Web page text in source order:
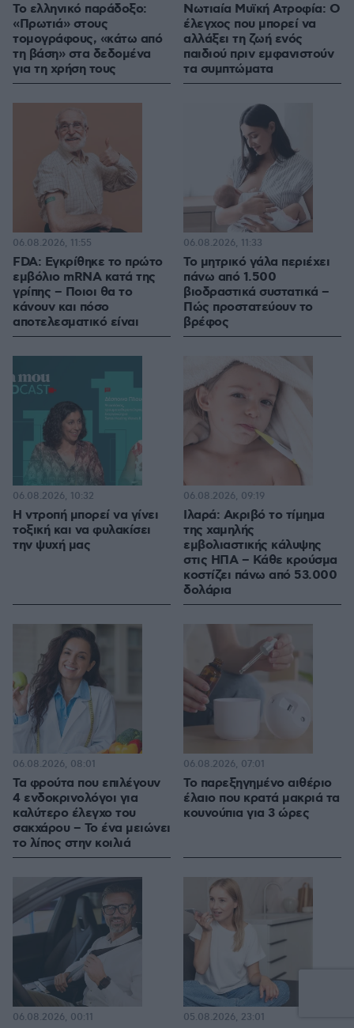
Το ελληνικό παράδοξο:
«Πρωτιά» στους
τομογράφους, «κάτω από
τη βάση» στα δεδομένα
για τη χρήση τους
Νωτιαία Μυϊκή Ατροφία: Ο
έλεγχος που μπορεί να
αλλάξει τη ζωή ενός
παιδιού πριν εμφανιστούν
τα συμπτώματα
FDA: Εγκρίθηκε το πρώτο
εμβόλιο mRNA κατά της
γρίπης – Ποιοι θα το
κάνουν και πόσο
αποτελεσματικό είναι
06.08.2026, 11:55
Το μητρικό γάλα περιέχει
πάνω από 1.500
βιοδραστικά συστατικά –
Πώς προστατεύουν το
βρέφος
06.08.2026, 11:33
Η ντροπή μπορεί να γίνει
τοξική και να φυλακίσει
την ψυχή μας
06.08.2026, 10:32
Ιλαρά: Ακριβό το τίμημα
της χαμηλής
εμβολιαστικής κάλυψης
στις ΗΠΑ – Κάθε κρούσμα
κοστίζει πάνω από 53.000
δολάρια
06.08.2026, 09:19
Τα φρούτα που επιλέγουν
4 ενδοκρινολόγοι για
καλύτερο έλεγχο του
σακχάρου – Το ένα μειώνει
το λίπος στην κοιλιά
06.08.2026, 08:01
Το παρεξηγημένο αιθέριο
έλαιο που κρατά μακριά τα
κουνούπια για 3 ώρες
06.08.2026, 07:01
06.08.2026, 00:11 05.08.2026, 23:01